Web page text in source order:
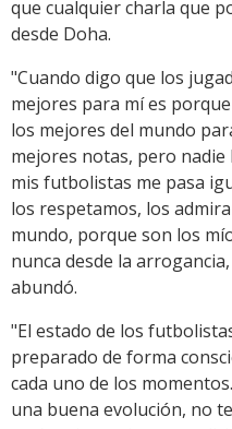
que cualquier charla que
desde Doha.
"Cuando digo que los
mejores para mí es
los mejores del mundo
mejores notas, pero nadie
mis futbolistas me pasa
los respetamos, los
mundo, porque son los
nunca desde la
abundó.
"El estado de los
preparado de forma
cada uno de los
una buena evolución, no